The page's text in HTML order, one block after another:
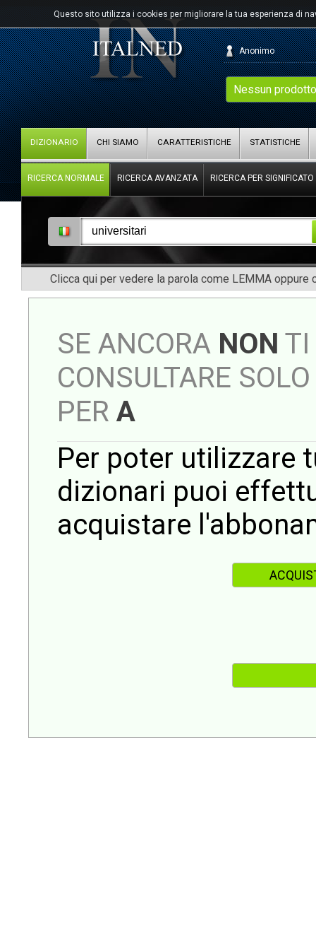
Questo sito utilizza i cookies per migliorare la tua esperienza di
Nessun
Anonimo
DIZIONARIO CHI SIAMO CARATTERISTICHE STATISTICHE
RICERCA NORMALE RICERCA AVANZATA RICERCA PER SIGNIFICATO
Clicca qui per vedere la parola come LEMMA oppure
SE ANCORA NON TI
CONSULTARE
PER A
Per poter utilizzare
dizionari puoi
acquistare